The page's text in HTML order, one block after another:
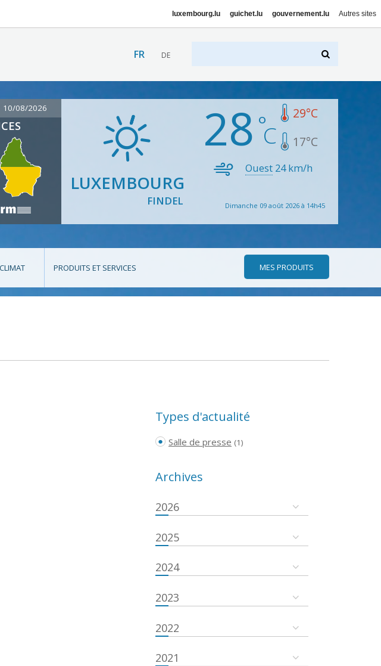
luxembourg.lu guichet.lu gouvernement.lu Autres sites
FR DE
10/08/2026
LUXEMBOURG
FINDEL
28 29°C
17°C
Ouest 24km/h
Dimanche 09 août 2026 à 14h45
CLIMAT PRODUITS ET SERVICES MES PRODUITS
Types d'actualité
Salle de presse (1)
Archives
2026
2025
2024
2023
2022
2021